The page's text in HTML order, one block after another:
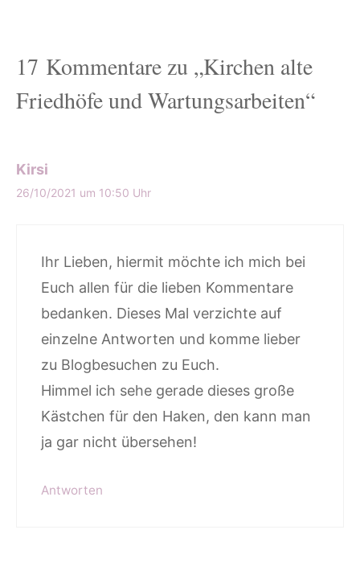
17 Kommentare zu „Kirchen alte
Friedhöfe und Wartungsarbeiten“
Kirsi
26/10/2021 um 10:50 Uhr
Ihr Lieben, hiermit möchte ich mich bei
Euch allen für die lieben Kommentare
bedanken. Dieses Mal verzichte auf
einzelne Antworten und komme lieber
zu Blogbesuchen zu Euch.
Himmel ich sehe gerade dieses große
Kästchen für den Haken, den kann man
ja gar nicht übersehen!
Antworten